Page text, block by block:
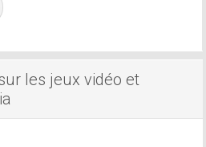
les jeux vidéo et